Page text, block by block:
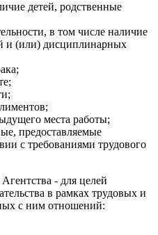
детей, родственные
в том числе наличие
и (или) дисциплинарных
места работы;
предоставляемые
с требованиями трудового
- для целей
в рамках трудовых и
с ним отношений: